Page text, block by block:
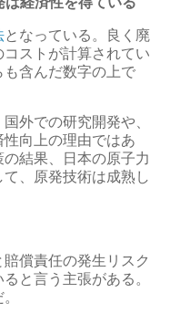
となっている。良く廃
ストが計算されてい
含んだ数字の上で
外での研究開発や、
向上の理由ではあ
結果、日本の原子力
、原発技術は成熟し
償責任の発生リスク
と言う主張がある。